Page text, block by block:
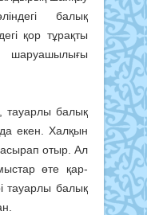
балық
қор тұрақты
та­уарлы балық
екен. Халқын
отыр. Ал
өте қар­
тауарлы балық